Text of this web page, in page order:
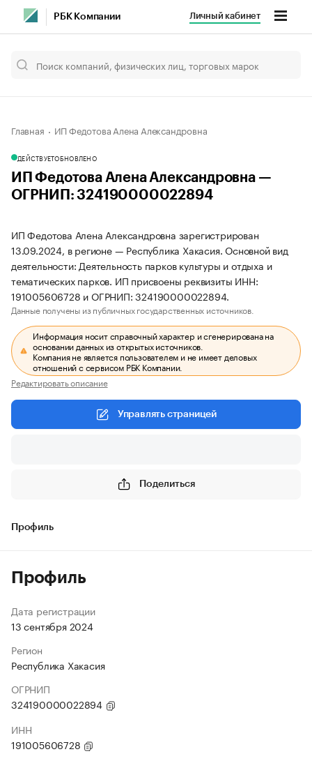
РБК Компании Личный кабинет
Главная ИП Федотова Алена Александровна
ДЕЙСТВУЕТОБНОВЛЕНО
ИП Федотова Алена Александровна —
ОГРНИП: 324190000022894
ИП Федотова Алена Александровна зарегистрирован
13.09.2024, в регионе — Республика Хакасия. Основной вид
деятельности: Деятельность парков культуры и отдыха и
тематических парков. ИП присвоены реквизиты ИНН:
191005606728 и ОГРНИП: 324190000022894.
Данные получены из публичных государственных источников.
Информация носит справочный характер и сгенерирована на
основании данных из открытых источников.
Компания не является пользователем и не имеет деловых
отношений с сервисом РБК Компании.
Редактировать описание
Управлять страницей
Поделиться
Профиль
Профиль
Дата регистрации
13 сентября 2024
Регион
Республика Хакасия
ОГРНИП
324190000022894
ИНН
191005606728